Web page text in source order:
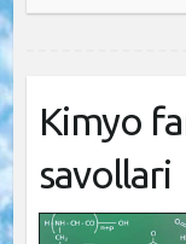
Kimyo
savollari